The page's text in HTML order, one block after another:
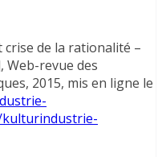
crise de la rationalité –
Web-revue des
2015, mis en ligne le